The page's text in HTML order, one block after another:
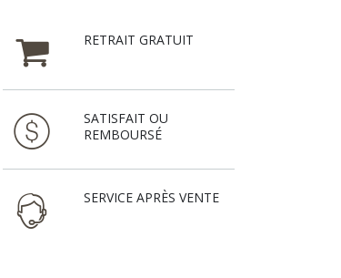
RETRAIT GRATUIT
SATISFAIT OU
REMBOURSÉ
SERVICE APRÈS VENTE